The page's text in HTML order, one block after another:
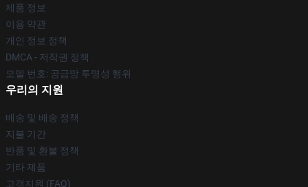
제품 정보
이용 약관
개인 정보 정책
DMCA - 저작권 정책
모델 번호: 공급망 투명성 행위
우리의 지원
배송 및 배송 정책
지불 기간
반품 및 환불 정책
기타 제품
고객지원 (FAQ)